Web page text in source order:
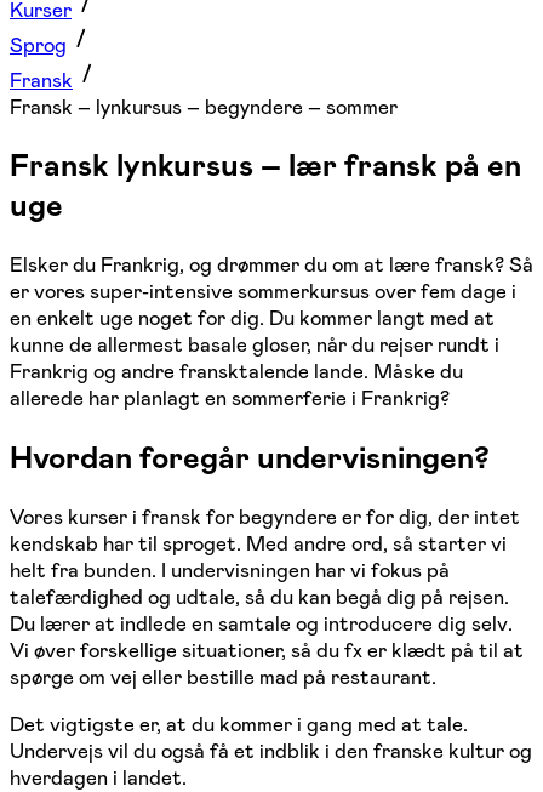
Kurser
Sprog
Fransk
Fransk – lynkursus – begyndere – sommer
Fransk lynkursus – lær fransk på en
uge
Elsker du Frankrig, og drømmer du om at lære fransk? Så
er vores super-intensive sommerkursus over fem dage i
en enkelt uge noget for dig. Du kommer langt med at
kunne de allermest basale gloser, når du rejser rundt i
Frankrig og andre fransktalende lande. Måske du
allerede har planlagt en sommerferie i Frankrig?
Hvordan foregår undervisningen?
Vores kurser i fransk for begyndere er for dig, der intet
kendskab har til sproget. Med andre ord, så starter vi
helt fra bunden. I undervisningen har vi fokus på
talefærdighed og udtale, så du kan begå dig på rejsen.
Du lærer at indlede en samtale og introducere dig selv.
Vi øver forskellige situationer, så du fx er klædt på til at
spørge om vej eller bestille mad på restaurant.
Det vigtigste er, at du kommer i gang med at tale.
Undervejs vil du også få et indblik i den franske kultur og
hverdagen i landet.